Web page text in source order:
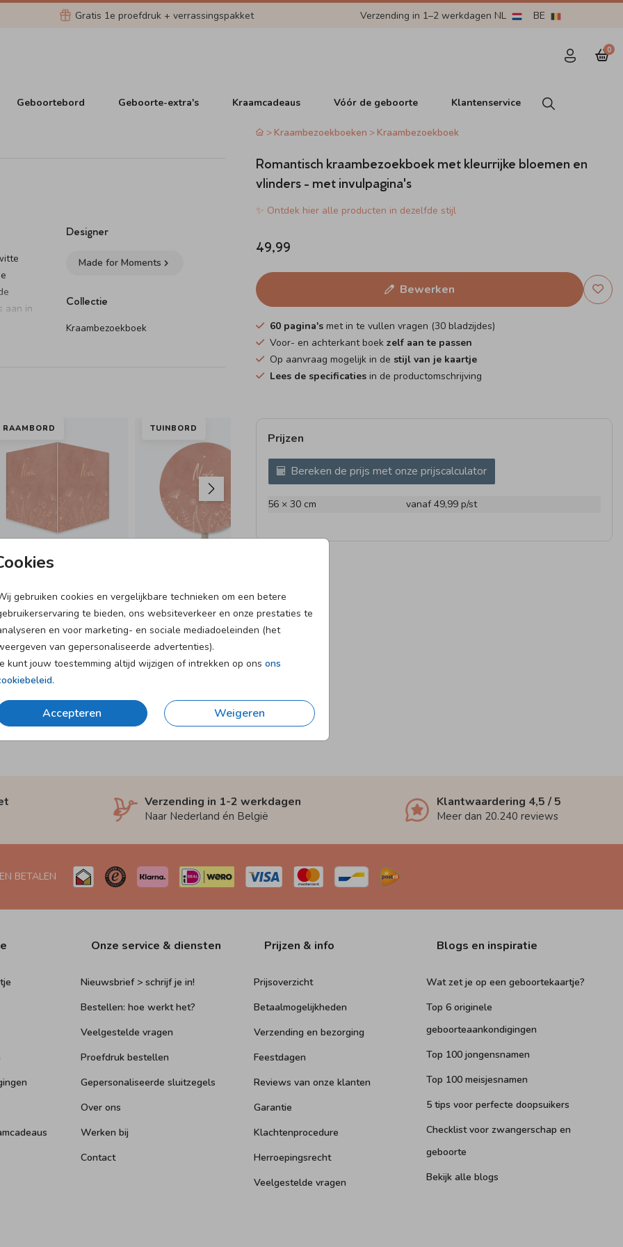
Gratis 1e proefdruk + verrassingspakket Verzending in 1–2 werkdagen NL BE
0
Geboortebord Geboorte-extra's Kraamcadeaus Vóór de geboorte Klantenservice
gebruiken cookies en vergelijkbare technieken om een betere
te bieden, ons websiteverkeer en onze prestaties te
en voor marketing- en sociale mediadoeleinden (het
van gepersonaliseerde advertenties).
kunt jouw toestemming altijd wijzigen of intrekken op ons ons
.
Accepteren Weigeren
aan in
Designer
Made for Moments
Collectie
Kraambezoekboek
RAAMBORD TUINBORD
VLAG
Kraambezoekboeken Kraambezoekboek
Romantisch kraambezoekboek met kleurrijke bloemen en
vlinders - met invulpagina's
✨ Ontdek hier alle producten in dezelfde stijl
49,99
Bewerken
60 pagina'smet in te vullen vragen (30 bladzijdes)
Voor- en achterkant boek zelf aan te passen
Op aanvraag mogelijk in de stijl van je kaartje
Lees de specificatiesin de productomschrijving
Prijzen
Bereken de prijs met onze prijscalculator
56 × 30 cm vanaf 49,99 p/st
Verzending in 1-2 werkdagen
Naar Nederland én België
Klantwaardering 4,5 / 5
Meer dan 20.240 reviews
BETALEN
Onze service & diensten
Nieuwsbrief > schrijf je in!
Bestellen: hoe werkt het?
Veelgestelde vragen
Proefdruk bestellen
Gepersonaliseerde sluitzegels
Over ons
Werken bij
Contact
Prijzen & info
Prijsoverzicht
Betaalmogelijkheden
Verzending en bezorging
Feestdagen
Reviews van onze klanten
Garantie
Klachtenprocedure
Herroepingsrecht
Veelgestelde vragen
Blogs en inspiratie
Wat zet je op een geboortekaartje?
Top 6 originele
geboorteaankondigingen
Top 100 jongensnamen
Top 100 meisjesnamen
5 tips voor perfecte doopsuikers
Checklist voor zwangerschap en
geboorte
Bekijk alle blogs